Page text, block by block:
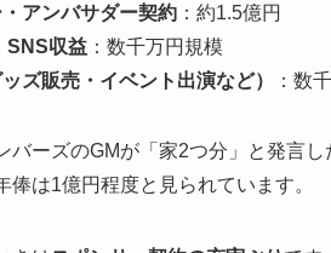
アンバサダー契約 ：約1.5億円
SNS収益 ：数千万円規模
ズ販売・イベント出演など）
：数
バーズのGMが「家2つ分」と発言
俸は1億円程度と見られています。